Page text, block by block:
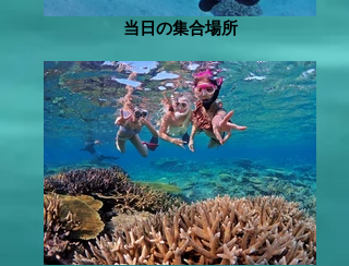
当日の集合場所